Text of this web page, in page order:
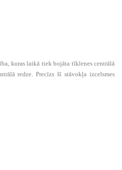
kuras laikā tiek bojāta tīklenes centrālā
redze. Precīzs šī stāvokļa izcelsmes